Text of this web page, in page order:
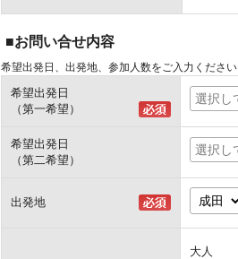
■お問い合せ内容
希望出発日、出発地、参加人数をご入力ください
希望出発日
（第一希望）
希望出発日
（第二希望）
出発地
大人